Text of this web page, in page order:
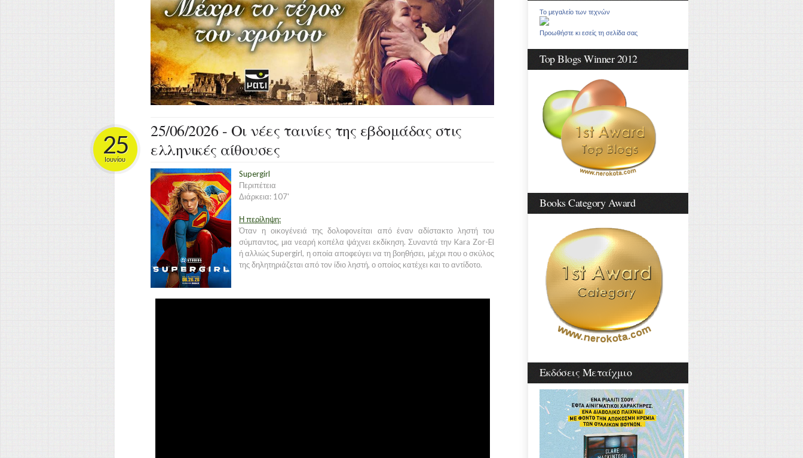
25/06/2026 - Οι νέες ταινίες της εβδομάδας στις
ελληνικές αίθουσες
25
Ιουνίου
Supergirl
Περιπέτεια
Διάρκεια: 107'
Η περίληψη:
Όταν η οικογένειά της δολοφονείται από έναν αδίστακτο ληστή του
σύμπαντος, μια νεαρή κοπέλα ψάχνει εκδίκηση. Συναντά την Kara Zor-El
ή αλλιώς Supergirl, η οποία αποφεύγει να τη βοηθήσει, μέχρι που ο σκύλος
της δηλητηριάζεται από τον ίδιο ληστή, ο οποίος κατέχει και το αντίδοτο.
Το μεγαλείο των τεχνών
Προωθήστε κι εσείς τη σελίδα σας
Top Blogs Winner 2012
Books Category Award
Εκδόσεις Μεταίχμιο